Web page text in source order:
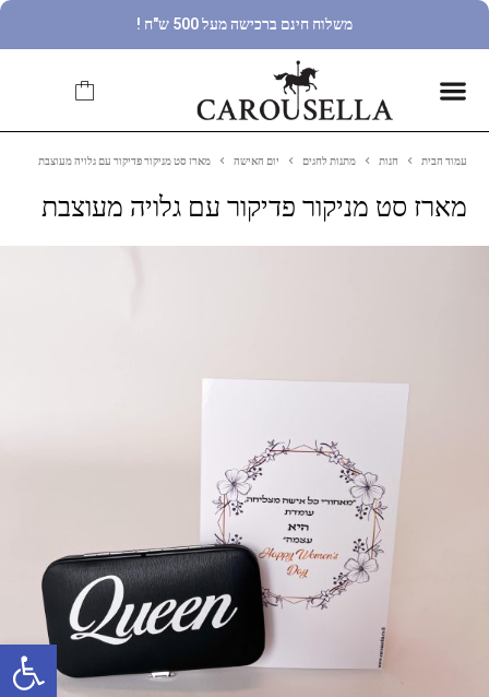
פתח סרגל נגישות
משלוח חינם ברכישה מעל 500 ש"ח !
עמוד הבית חנות מתנות לחגים יום האישה מארז סט מניקור פדיקור עם גלויה מעוצבת
מארז סט מניקור פדיקור עם גלויה מעוצבת